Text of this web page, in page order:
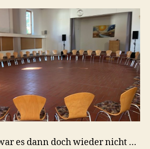
es dann doch wieder nicht …